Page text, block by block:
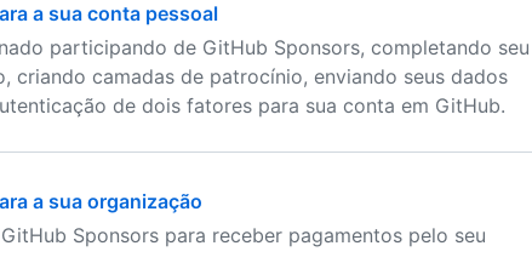
a sua conta pessoal
participando de GitHub Sponsors, completando seu
criando camadas de patrocínio, enviando seus dados
de dois fatores para sua conta em GitHub.
a sua organização
Sponsors para receber pagamentos pelo seu